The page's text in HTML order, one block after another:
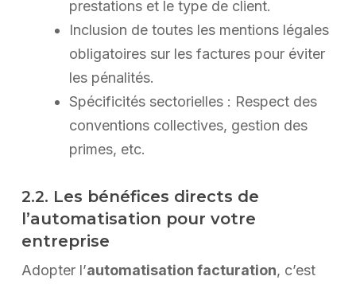
prestations et le type de client.
Inclusion de toutes les mentions légales
obligatoires sur les factures pour éviter
les pénalités.
Spécificités sectorielles : Respect des
conventions collectives, gestion des
primes, etc.
2.2. Les bénéfices directs de
l’automatisation pour votre
entreprise
Adopter l’automatisation facturation, c’est